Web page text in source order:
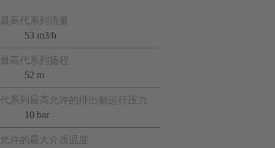
最高代系列流量
53 m3/h
最高代系列扬程
52 m
代系列最高允许的排出侧运行压力
10 bar
允许的最大介质温度